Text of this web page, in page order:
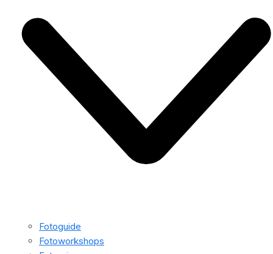
Fotoguide
Fotoworkshops